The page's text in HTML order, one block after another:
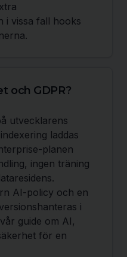
i vissa fall hooks
och GDPR?
utvecklarens
laddas
planen
ingen träning
AI-policy och en
i
guide om AI,
för en